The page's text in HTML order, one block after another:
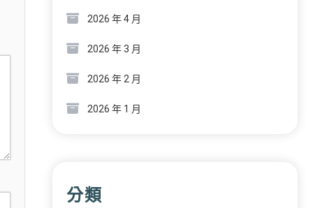
2026 年 4 月
2026 年 3 月
2026 年 2 月
2026 年 1 月
分類